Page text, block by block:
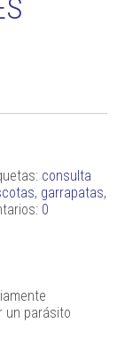
consulta
, garrapatas,
0
un parásito